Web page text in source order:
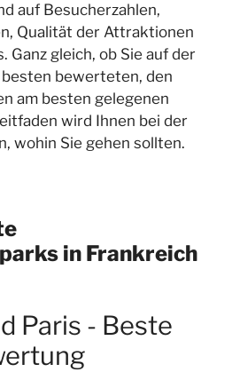
auf Besucherzahlen,
Qualität der Attraktionen
Ganz gleich, ob Sie auf der
besten bewerteten, den
am besten gelegenen
wird Ihnen bei der
wohin Sie gehen sollten.
in Frankreich
Paris - Beste